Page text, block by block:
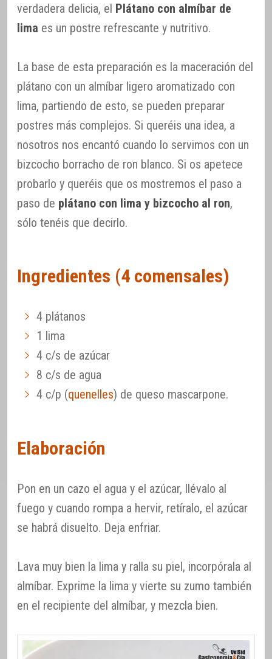
verdadera delicia, el Plátano con almíbar de
lima es un postre refrescante y nutritivo.
La base de esta preparación es la maceración del
plátano con un almíbar ligero aromatizado con
lima, partiendo de esto, se pueden preparar
postres más complejos. Si queréis una idea, a
nosotros nos encantó cuando lo servimos con un
bizcocho borracho de ron blanco. Si os apetece
probarlo y queréis que os mostremos el paso a
paso de plátano con lima y bizcocho al ron,
sólo tenéis que decirlo.
Ingredientes (4 comensales)
4 plátanos
1 lima
4 c/s de azúcar
8 c/s de agua
4 c/p (quenelles) de queso mascarpone.
Elaboración
Pon en un cazo el agua y el azúcar, llévalo al
fuego y cuando rompa a hervir, retíralo, el azúcar
se habrá disuelto. Deja enfriar.
Lava muy bien la lima y ralla su piel, incorpórala al
almíbar. Exprime la lima y vierte su zumo también
en el recipiente del almíbar, y mezcla bien.